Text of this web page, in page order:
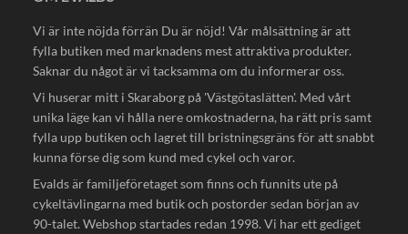
Vi är inte nöjda förrän Du är nöjd! Vår målsättning är att
fylla butiken med marknadens mest attraktiva produkter.
Saknar du något är vi tacksamma om du informerar oss.
Vi huserar mitt i Skaraborg på 'Västgötaslätten'. Med vårt
unika läge kan vi hålla nere omkostnaderna, ha rätt pris samt
fylla upp butiken och lagret till bristningsgräns för att snabbt
kunna förse dig som kund med cykel och varor.
Evalds är familjeföretaget som finns och funnits ute på
cykeltävlingarna med butik och postorder sedan början av
90-talet. Webshop startades redan 1998. Vi har ett gediget